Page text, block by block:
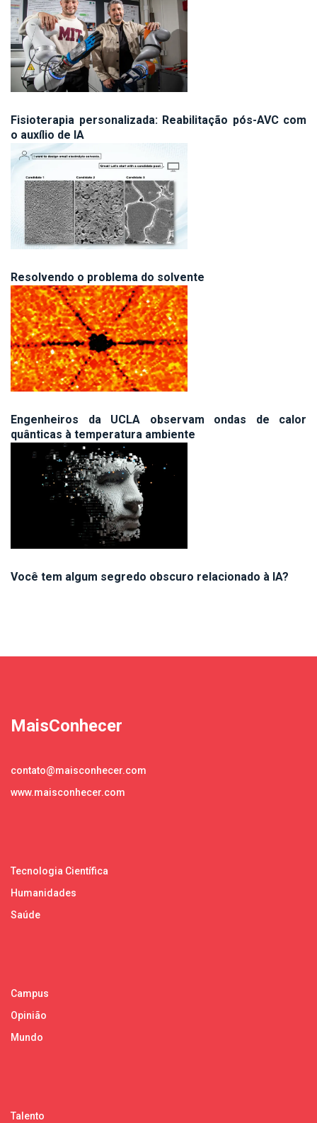
Fisioterapia personalizada: Reabilitação pós-AVC com
o auxílio de IA
Resolvendo o problema do solvente
Engenheiros da UCLA observam ondas de calor
quânticas à temperatura ambiente
Você tem algum segredo obscuro relacionado à IA?
MaisConhecer
contato@maisconhecer.com
www.maisconhecer.com
Tecnologia Científica
Humanidades
Saúde
Campus
Opinião
Mundo
Talento